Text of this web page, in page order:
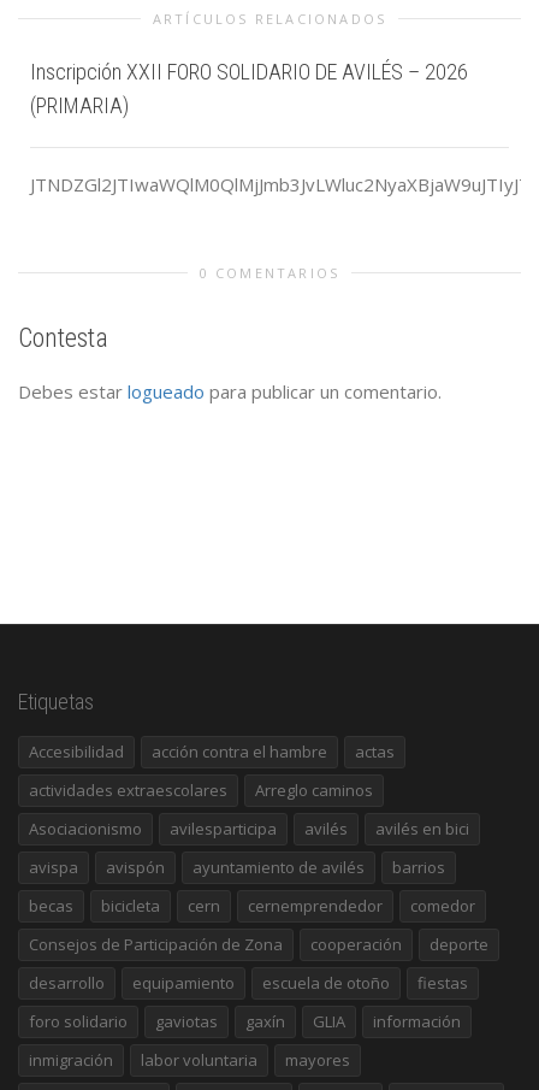
ARTÍCULOS RELACIONADOS
Inscripción XXII FORO SOLIDARIO DE AVILÉS – 2026
(PRIMARIA)
0 COMENTARIOS
Contesta
Debes estar logueado para publicar un comentario.
Etiquetas
Accesibilidad acción contra el hambre
actas
actividades extraescolares
Arreglo caminos
Asociacionismo
avilesparticipa avilés
avilés en bici
avispa
avispón ayuntamiento de avilés
barrios
becas
bicicleta cern cernemprendedor
comedor
Consejos de Participación de Zona
cooperación
deporte
desarrollo
equipamiento escuela de otoño
fiestas
foro solidario
gaviotas gaxín GLIA
información
inmigración
labor voluntaria
mayores